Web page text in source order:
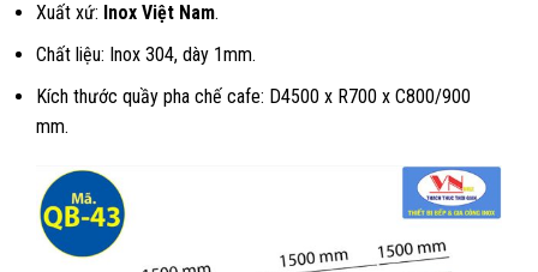
Xuất xứ: Inox Việt Nam.
Chất liệu: Inox 304, dày 1mm.
Kích thước quầy pha chế cafe: D4500 x R700 x C800/900
mm.